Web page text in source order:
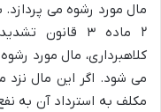
مال مورد رشوه می
۲ ماده ۳
کلاهبرداری، مال مورد
می شود. اگر این مال
مکلف به استرداد آن به